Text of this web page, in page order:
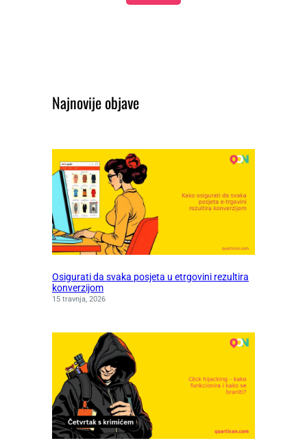
Najnovije objave
Osigurati da svaka posjeta u etrgovini rezultira
konverzijom
15 travnja, 2026